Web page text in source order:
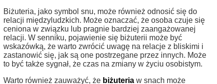
Biżuteria, jako symbol snu, może również odnosić się do
relacji międzyludzkich. Może oznaczać, że osoba czuje się
ceniona w związku lub pragnie bardziej zaangażowanej
relacji. W senniku, pojawienie się biżuterii może być
wskazówką, że warto zwrócić uwagę na relacje z bliskimi i
zastanowić się, jak są one postrzegane przez innych. Może
to być także sygnał, że czas na zmiany w życiu osobistym.
Warto również zauważyć, że biżuteria w snach może